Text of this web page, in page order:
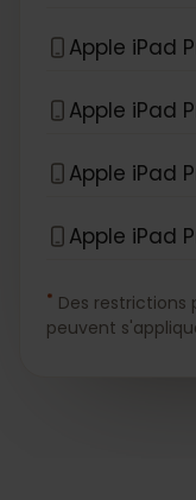
Apple iPad
* Des restrictions
peuvent